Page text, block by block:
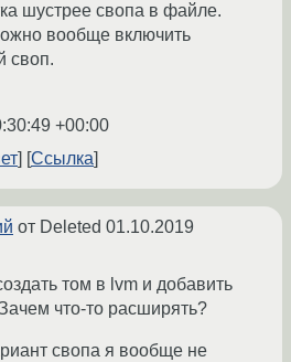
шустрее свопа в файле.
вообще включить
своп.
+00:00
Ссылка
от Deleted 01.10.2019
том в lvm и добавить
что-то расширять?
свопа я вообще не